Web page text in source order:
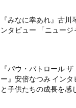
『みなに幸あれ』古
ンタビュー 「ニュージ
『パウ・パトロール
ー』安倍なつみ インタ
と子供たちの成長を感